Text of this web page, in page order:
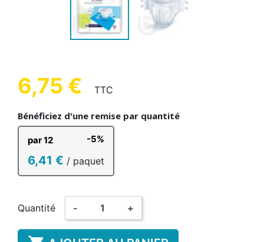
6,75 € TTC
Bénéficiez d'une remise par quantité
par 12 -5%
6,41 € / paquet
Quantité - +